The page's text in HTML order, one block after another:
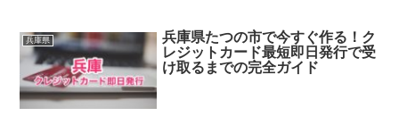
兵庫県
兵庫県たつの市で今すぐ作る！ク
レジットカード最短即日発行で受
け取るまでの完全ガイド